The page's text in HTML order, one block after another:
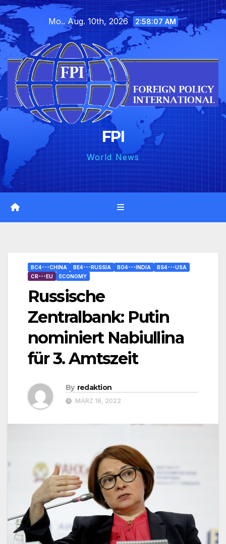
Skip
to
content
Mo.. Aug. 10th, 2026 2:58:08 AM
FPI
World News
BC4---CHINA BE4---RUSSIA BO4---INDIA
BS4---USA
CR---EU
ECONOMY
Russische
Zentralbank: Putin
nominiert Nabiullina
für 3. Amtszeit
By redaktion
MÄRZ 18, 2022